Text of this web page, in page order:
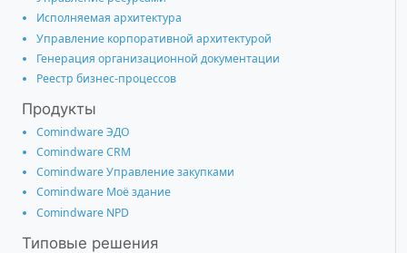
Исполняемая архитектура
Управление корпоративной архитектурой
Генерация организационной документации
Реестр бизнес-процессов
Продукты
Comindware ЭДО
Comindware CRM
Comindware Управление закупками
Comindware Моё здание
Comindware NPD
Типовые решения